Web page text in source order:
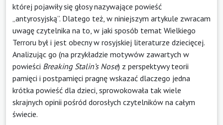
której pojawiły się głosy nazywające powieść
„antyrosyjską”. Dlatego też, w niniejszym artykule zwracam
uwagę czytelnika na to, w jaki sposób temat Wielkiego
Terroru był i jest obecny w rosyjskiej literaturze dziecięcej.
Analizując go (na przykładzie motywów zawartych w
powieści Breaking Stalin’s Nose) z perspektywy teorii
pamięci i postpamięci pragnę wskazać dlaczego jedna
krótka powieść dla dzieci, sprowokowała tak wiele
skrajnych opinii pośród dorosłych czytelników na całym
świecie.